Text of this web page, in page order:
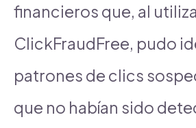
financieros que, al
ClickFraudFree, pudo
patrones de clics
que no habían sido